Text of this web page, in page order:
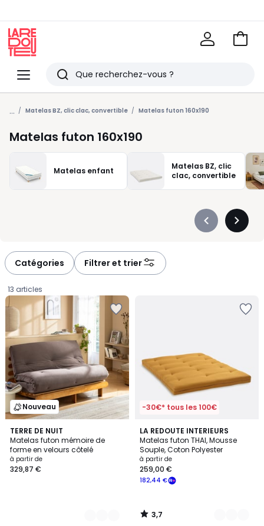
Menu
Redoute
Rechercher
Derniers
articles
vus
Voir
... Matelas BZ, clic clac, convertible Matelas futon 160x190
Matelas futon 160x190
Matelas enfant
Matelas BZ, clic
clac, convertible
Précédent
Catégories Filtrer et trier
13 articles
Nouveau
TERRE DE NUIT
Matelas futon mémoire de
forme en velours côtelé
Prix
à
à partir de
329,87 €
4
Couleurs
-30€* tous les 100€
LA REDOUTE INTERIEURS
Matelas futon THAI, Mousse
Souple, Coton Polyester
à partir de
182,44 €
259,00 €
3,7
/ 5
4
Couleurs
3,7
/